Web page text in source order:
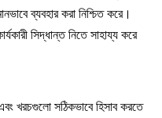
ব্যবহার করা নিশ্চিত করে।
সিদ্ধান্ত নিতে সাহায্য করে
খরচগুলো সঠিকভাবে হিসাব করতে